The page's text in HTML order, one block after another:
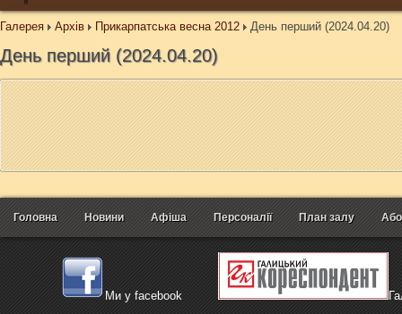
Галерея Архів Прикарпатська весна 2012 День перший (2024.04.20)
День перший (2024.04.20)
Головна Новини Афіша Персоналії План залу
Ми у facebook